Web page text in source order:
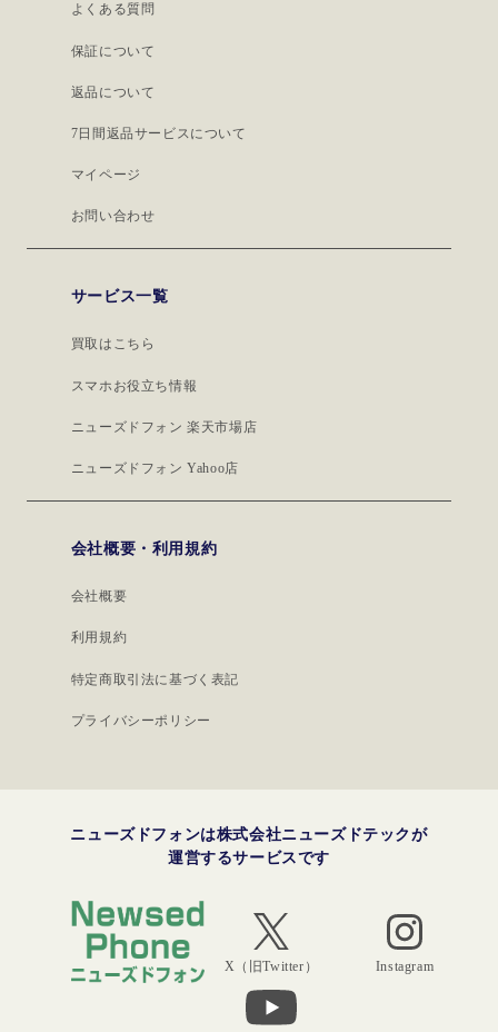
よくある質問
保証について
返品について
7日間返品サービスについて
マイページ
お問い合わせ
サービス一覧
買取はこちら
スマホお役立ち情報
ニューズドフォン 楽天市場店
ニューズドフォン Yahoo店
会社概要・利用規約
会社概要
利用規約
特定商取引法に基づく表記
プライバシーポリシー
ニューズドフォンは株式会社ニューズドテックが
運営するサービスです
X（旧Twitter） Instagram